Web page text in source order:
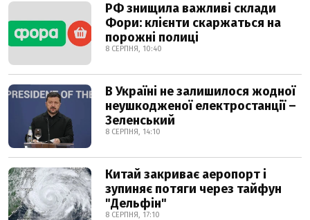
РФ знищила важливі склади
Фори: клієнти скаржаться на
порожні полиці
8 СЕРПНЯ, 10:40
В Україні не залишилося жодної
неушкодженої електростанції –
Зеленський
8 СЕРПНЯ, 14:10
Китай закриває аеропорт і
зупиняє потяги через тайфун
"Дельфін"
8 СЕРПНЯ, 17:10